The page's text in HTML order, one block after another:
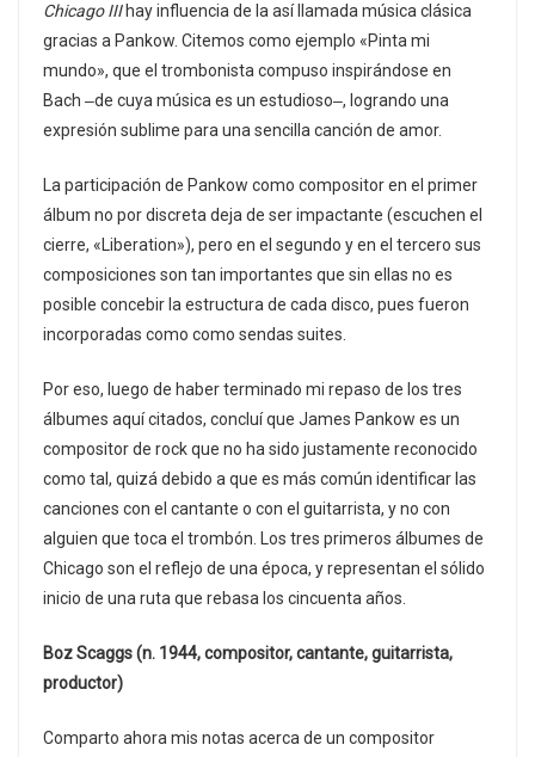
Chicago IIIhay influencia de la así llamada música clásica
gracias a Pankow. Citemos como ejemplo «Pinta mi
mundo», que el trombonista compuso inspirándose en
Bach ‒de cuya música es un estudioso‒, logrando una
expresión sublime para una sencilla canción de amor.
La participación de Pankow como compositor en el primer
álbum no por discreta deja de ser impactante (escuchen el
cierre, «Liberation»), pero en el segundo y en el tercero sus
composiciones son tan importantes que sin ellas no es
posible concebir la estructura de cada disco, pues fueron
incorporadas como como sendas suites.
Por eso, luego de haber terminado mi repaso de los tres
álbumes aquí citados, concluí que James Pankow es un
compositor de rock que no ha sido justamente reconocido
como tal, quizá debido a que es más común identificar las
canciones con el cantante o con el guitarrista, y no con
alguien que toca el trombón. Los tres primeros álbumes de
Chicago son el reflejo de una época, y representan el sólido
inicio de una ruta que rebasa los cincuenta años.
Boz Scaggs (n. 1944, compositor, cantante, guitarrista,
productor)
Comparto ahora mis notas acerca de un compositor